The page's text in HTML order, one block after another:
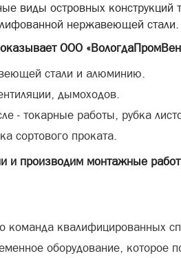
виды островных конструкций
нержавеющей стали.
ООО
стали и алюминию.
дымоходов.
- токарные работы, рубка
сортового проката.
и производим монтажные
команда квалифицированных
оборудование, которое